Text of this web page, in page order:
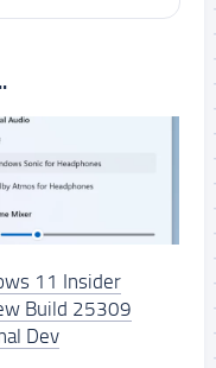
11 Insider
Build 25309
Dev